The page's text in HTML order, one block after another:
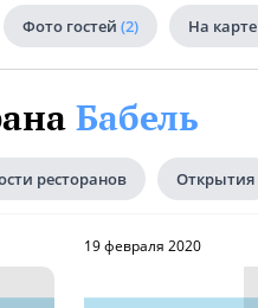
Фото гостей (2) На карте
Бабель
ресторанов Открытия
19 февраля 2020